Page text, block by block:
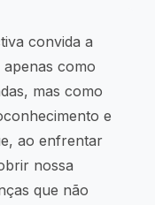
convida a
como
mas como
e
ao enfrentar
nossa
que não